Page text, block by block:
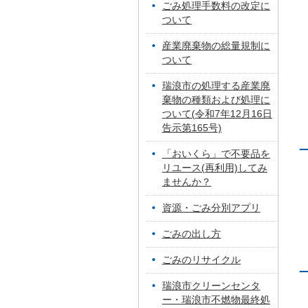
ごみ処理手数料の改定に
ついて
産業廃棄物の総量規制に
ついて
瑞浪市の処理する産業廃
棄物の種類および処理に
ついて(令和7年12月16日
告示第165号)
「おいくら」で不要品を
リユース(再利用)してみ
ませんか？
資源・ごみ分別アプリ
ごみの出し方
ごみのリサイクル
瑞浪市クリーンセンタ
ー・瑞浪市不燃物最終処